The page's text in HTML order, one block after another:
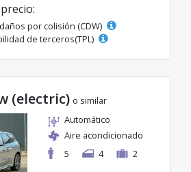
por colisión (CDW)
de terceros(TPL)
(electric) o similar
Automático
Aire acondicionado
5
4 2